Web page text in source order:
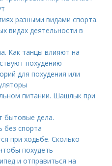
разными видами спорта.
видах деятельности в
Как танцы влияют на
похудению
для похудения или
питании. Шашлык при
бытовые дела.
без спорта
при ходьбе. Сколько
похудеть
и отправиться на